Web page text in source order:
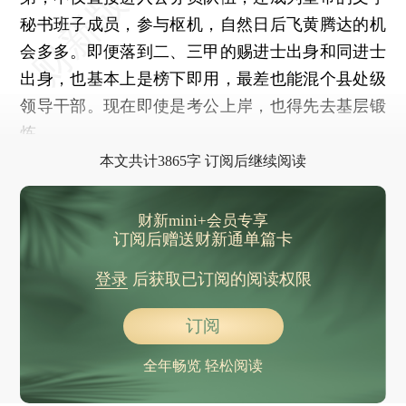
秘书班子成员，参与枢机，自然日后飞黄腾达的机
会多多。即便落到二、三甲的赐进士出身和同进士
出身，也基本上是榜下即用，最差也能混个县处级
领导干部。现在即使是考公上岸，也得先去基层锻
炼。
本文共计3865字 订阅后继续阅读
财新mini+会员专享
订阅后赠送财新通单篇卡
登录后获取已订阅的阅读权限
订阅
全年畅览 轻松阅读